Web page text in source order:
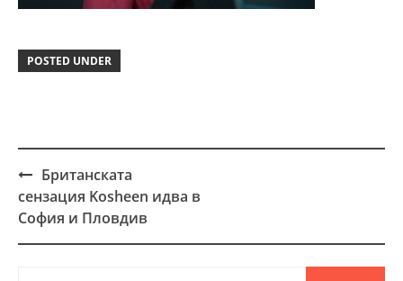
POSTED UNDER
Post
navigation
Британската
сензация Kosheen идва в
София и Пловдив